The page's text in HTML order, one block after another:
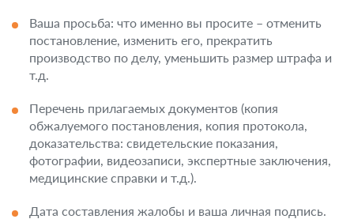
Ваша просьба: что именно вы просите – отменить
постановление, изменить его, прекратить
производство по делу, уменьшить размер штрафа и
т.д.
Перечень прилагаемых документов (копия
обжалуемого постановления, копия протокола,
доказательства: свидетельские показания,
фотографии, видеозаписи, экспертные заключения,
медицинские справки и т.д.).
Дата составления жалобы и ваша личная подпись.